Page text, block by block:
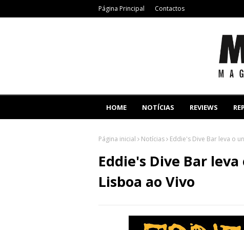
Página Principal Contactos
HOME NOTÍCIAS REVIEWS
Página inicial Notícias Eddie's Dive Bar leva o
Eddie's Dive Bar
Lisboa ao Vivo